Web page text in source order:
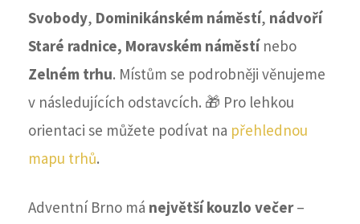
Svobody, Dominikánském náměstí, nádvoří
Staré radnice, Moravském náměstí nebo
Zelném trhu. Místům se podrobněji věnujeme
v následujících odstavcích. 🎁 Pro lehkou
orientaci se můžete podívat na přehlednou
mapu trhů.
Adventní Brno má největší kouzlo večer–